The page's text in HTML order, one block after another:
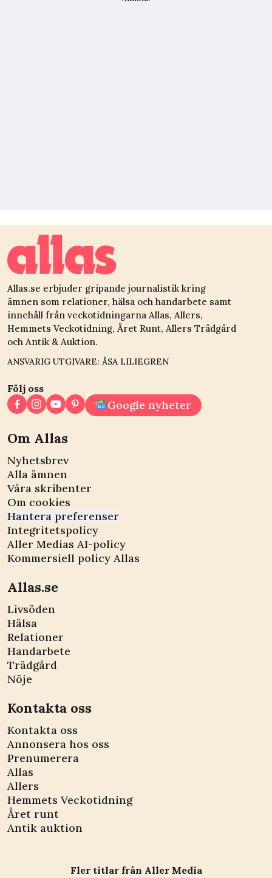
Allas.se erbjuder gripande journalistik kring
ämnen som relationer, hälsa och handarbete samt
innehåll från veckotidningarna Allas, Allers,
Hemmets Veckotidning, Året Runt, Allers Trädgård
och Antik & Auktion.
ANSVARIG UTGIVARE: ÅSA LILIEGREN
Följ oss
Google nyheter
Om Allas
Nyhetsbrev
Alla ämnen
Våra skribenter
Om cookies
Hantera preferenser
Integritetspolicy
Aller Medias AI-policy
Kommersiell policy Allas
Allas.se
Livsöden
Hälsa
Relationer
Handarbete
Trädgård
Nöje
Kontakta oss
Kontakta oss
Annonsera hos oss
Prenumerera
Allas
Allers
Hemmets Veckotidning
Året runt
Antik auktion
Fler titlar från Aller Media